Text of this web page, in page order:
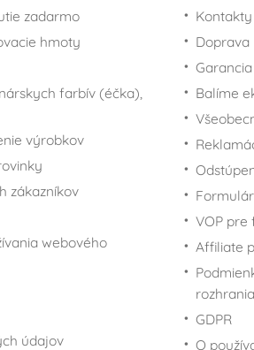
zadarmo
hmoty
farbív (éčka),
výrobkov
zákazníkov
webového
údajov
Kontakty
Doprava
Balíme
VOP pre
Affiliate
rozhrania
GDPR
O